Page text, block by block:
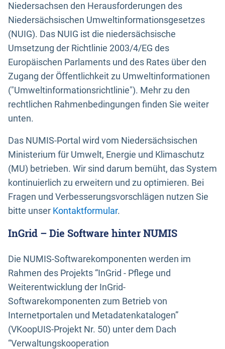
Niedersachsen den Herausforderungen des
Niedersächsischen Umweltinformationsgesetzes
(NUIG). Das NUIG ist die niedersächsische
Umsetzung der Richtlinie 2003/4/EG des
Europäischen Parlaments und des Rates über den
Zugang der Öffentlichkeit zu Umweltinformationen
("Umweltinformationsrichtlinie"). Mehr zu den
rechtlichen Rahmenbedingungen finden Sie weiter
unten.
Das NUMIS-Portal wird vom Niedersächsischen
Ministerium für Umwelt, Energie und Klimaschutz
(MU) betrieben. Wir sind darum bemüht, das System
kontinuierlich zu erweitern und zu optimieren. Bei
Fragen und Verbesserungsvorschlägen nutzen Sie
bitte unser Kontaktformular.
InGrid – Die Software hinter NUMIS
Die NUMIS-Softwarekomponenten werden im
Rahmen des Projekts “InGrid - Pflege und
Weiterentwicklung der InGrid-
Softwarekomponenten zum Betrieb von
Internetportalen und Metadatenkatalogen”
(VKoopUIS-Projekt Nr. 50) unter dem Dach
“Verwaltungskooperation